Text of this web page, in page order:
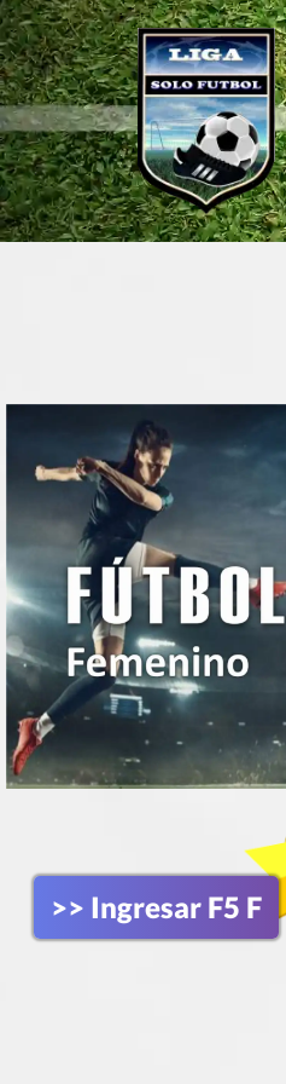
>> Ingresar F5 F